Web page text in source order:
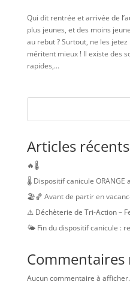
Qui dit rentrée et arrivée de
plus jeunes, et des moins
au rebut ? Surtout, ne les
méritent mieux ! Il existe des
rapides,...
Articles récents
🔥🌡️
🌡️ Dispositif canicule ORANGE
🏖️🏀 Avant de partir en
⚠️ Déchèterie de Tri-Action –
🌤️ Fin du dispositif canicule :
Commentaires
Aucun commentaire à afficher.